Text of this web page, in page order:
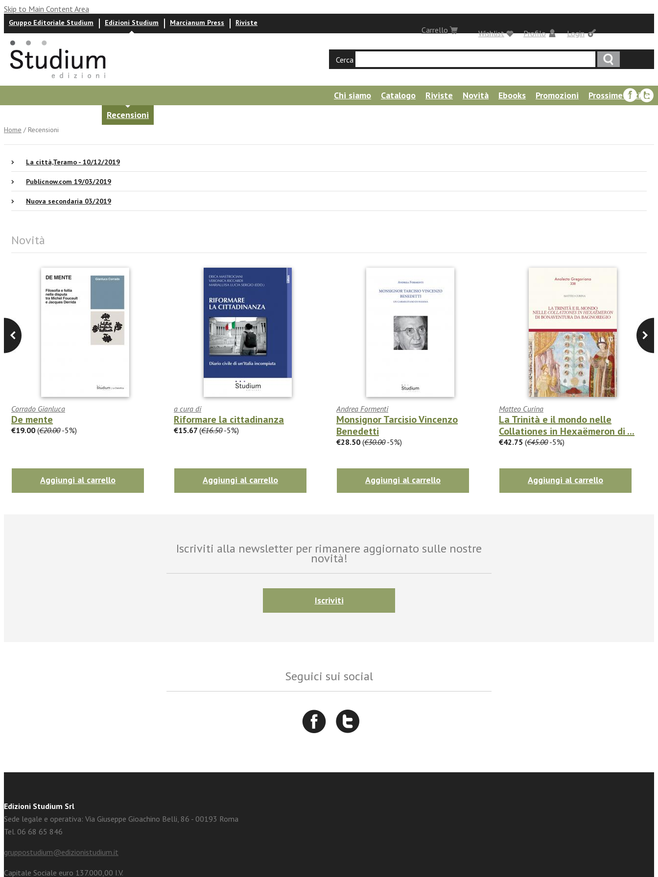
Skip to Main Content Area
Login
Carrello
Gruppo Editoriale Studium Edizioni Studium Marcianum Press Riviste
Profilo
Wishlist
Cerca
Chi siamo Catalogo Riviste Novità Ebooks Promozioni
Prossime uscite
Recensioni
Home / Recensioni
La città,Teramo - 10/12/2019
Publicnow.com 19/03/2019
Nuova secondaria 03/2019
Novità
Corrado Gianluca
De mente
€19.00 (€20.00-5%)
Aggiungi al carrello
a cura di
Riformare la cittadinanza
€15.67 (€16.50-5%)
Aggiungi al carrello
Andrea Formenti
Monsignor Tarcisio Vincenzo
Benedetti
€28.50 (€30.00-5%)
Aggiungi al carrello
Matteo Curina
La Trinità e il mondo nelle
Collationes in Hexaëmeron di ...
€42.75 (€45.00-5%)
Aggiungi al carrello
Iscriviti alla newsletter per rimanere aggiornato sulle nostre
novità!
Iscriviti
Seguici sui social
Edizioni Studium Srl
Sede legale e operativa: Via Giuseppe Gioachino Belli, 86 - 00193 Roma
Tel. 06 68 65 846
gruppostudium@edizionistudium.it
Capitale Sociale euro 137.000,00 I.V.